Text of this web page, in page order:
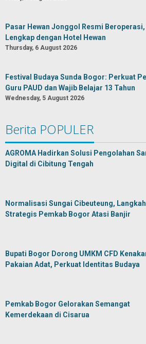
Pasar Hewan Jonggol Resmi Beroperasi,
Lengkap dengan Hotel Hewan
Thursday, 6 August 2026
Festival Budaya Sunda Bogor: Perkuat
Guru PAUD dan Wajib Belajar 13 Tahun
Wednesday, 5 August 2026
Berita POPULER
AGROMA Hadirkan Solusi Pengolahan
Digital di Cibitung Tengah
Normalisasi Sungai Cibeuteung, Langkah
Strategis Pemkab Bogor Atasi Banjir
Bupati Bogor Dorong UMKM CFD
Pakaian Adat, Perkuat Identitas Budaya
Pemkab Bogor Gelorakan Semangat
Kemerdekaan di Cisarua